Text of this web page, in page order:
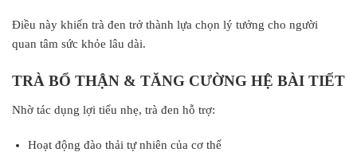
Điều này khiến trà đen trở thành lựa chọn lý tưởng cho người
quan tâm sức khỏe lâu dài.
TRÀ BỔ THẬN & TĂNG CƯỜNG HỆ BÀI TIẾT
Nhờ tác dụng lợi tiểu nhẹ, trà đen hỗ trợ:
Hoạt động đào thải tự nhiên của cơ thể